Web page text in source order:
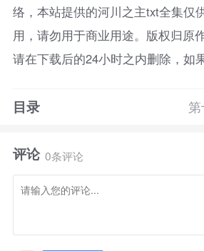
络，本站提供的河川之主txt全集仅
用，请勿用于商业用途。版权归原
请在下载后的24小时之内删除，如
从乡村小鱼塘起步，走出山村，
目录
评论 0条评论